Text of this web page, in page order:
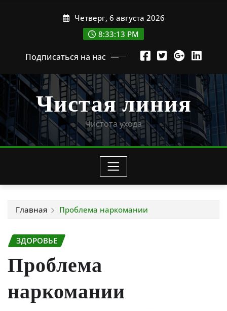
Четверг, 6 августа 2026
8:33:15 PM
Подписаться на нас
Чистая линия
Чистота ухода
Главная Проблема наркомании
ЗДОРОВЬЕ
Проблема
наркомании